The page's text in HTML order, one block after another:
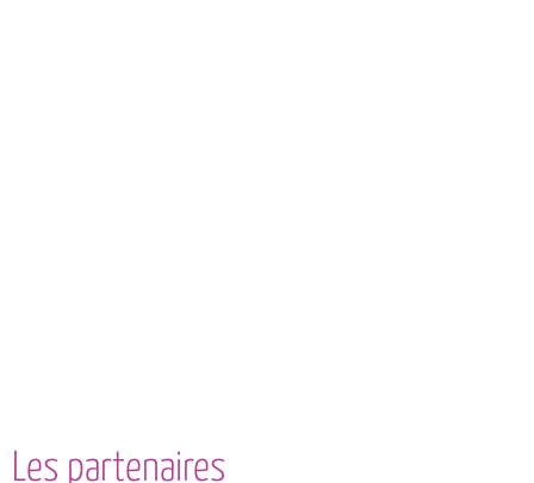
Les partenaires